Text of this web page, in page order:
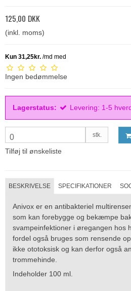
125,00 DKK
(inkl. moms)
Ingen bedømmelse
Lagerstatus: Levering: 1-5
0 stk.
Tilføj til ønskeliste
BESKRIVELSE SPECIFIKATIONER
Anivox er en antibakteriel
som kan forebygge og bekæmpe
svampeinfektioner i øregangen hos
fordel også bruges som rensende
ikke ototoksisk og kan derfor også
trommehinde.
Indeholder 100 ml.